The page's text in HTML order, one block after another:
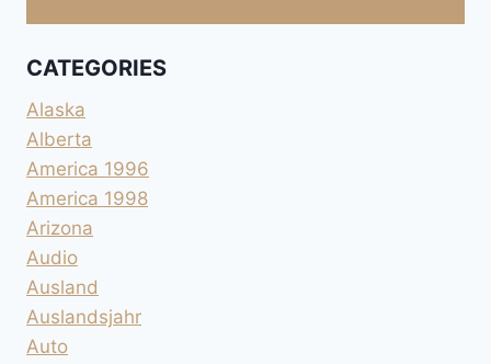
CATEGORIES
Alaska
Alberta
America 1996
America 1998
Arizona
Audio
Ausland
Auslandsjahr
Auto